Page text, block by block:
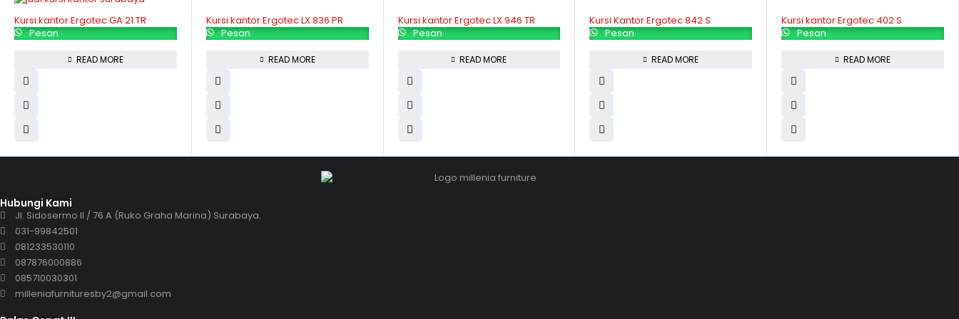
Kursi kantor Ergotec GA 21 TR
Pesan
READ MORE
Kursi kantor Ergotec LX 836 PR
Pesan
READ MORE
Kursi kantor Ergotec LX 946 TR
Pesan
READ MORE
Kursi Kantor Ergotec 842 S
Pesan
READ MORE
Kursi kantor Ergotec 402 S
Pesan
READ MORE
Hubungi Kami
Jl. Sidosermo II / 76 A (Ruko Graha Marina) Surabaya.
031-99842501
081233530110
087876000886
085710030301
milleniafurnituresby2@gmail.com